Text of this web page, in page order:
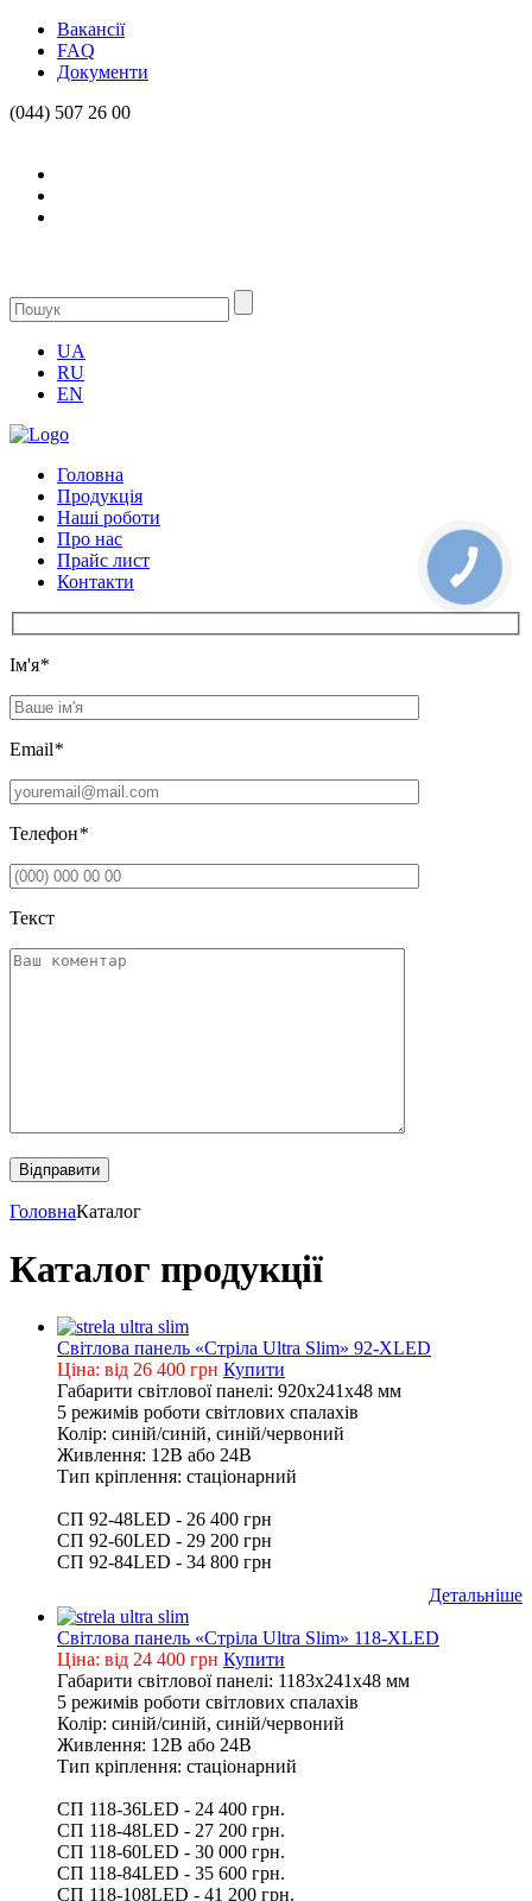
Вакансії
FAQ
Документи
(044) 507 26 00
UA
RU
EN
Головна
Продукцiя
Нашi роботи
Про нас
Прайс лист
Контакти
Iм'я*
Email*
Телефон*
Текст
ГоловнаКаталог
Каталог продукції
Світлова панель «Стріла Ultra Slim» 92-XLED
Ціна: від 26 400 грн Купити
Габарити світлової панелі: 920х241х48 мм
5 режимів роботи світлових спалахів
Колір: синій/синій, синій/червоний
Живлення: 12В або 24В
Тип кріплення: стаціонарний
СП 92-48LED - 26 400 грн
СП 92-60LED - 29 200 грн
СП 92-84LED - 34 800 грн
Детальніше
Світлова панель «Стріла Ultra Slim» 118-XLED
Ціна: від 24 400 грн Купити
Габарити світлової панелі: 1183х241х48 мм
5 режимів роботи світлових спалахів
Колір: синій/синій, синій/червоний
Живлення: 12В або 24В
Тип кріплення: стаціонарний
СП 118-36LED - 24 400 грн.
СП 118-48LED - 27 200 грн.
СП 118-60LED - 30 000 грн.
СП 118-84LED - 35 600 грн.
СП 118-108LED - 41 200 грн.